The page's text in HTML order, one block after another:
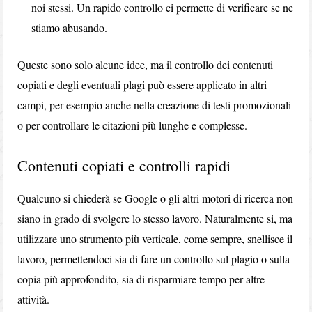
noi stessi. Un rapido controllo ci permette di verificare se ne
stiamo abusando.
Queste sono solo alcune idee, ma il controllo dei contenuti
copiati e degli eventuali plagi può essere applicato in altri
campi, per esempio anche nella creazione di testi promozionali
o per controllare le citazioni più lunghe e complesse.
Contenuti copiati e controlli rapidi
Qualcuno si chiederà se Google o gli altri motori di ricerca non
siano in grado di svolgere lo stesso lavoro. Naturalmente si, ma
utilizzare uno strumento più verticale, come sempre, snellisce il
lavoro, permettendoci sia di fare un controllo sul plagio o sulla
copia più approfondito, sia di risparmiare tempo per altre
attività.